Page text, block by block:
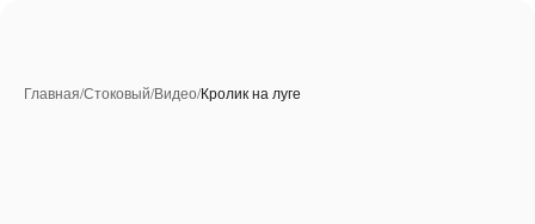
Главная/Стоковый/Видео/Кролик на луге